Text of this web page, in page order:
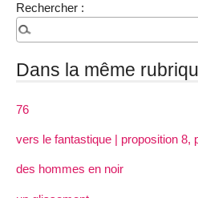
Rechercher :
Dans la même
76
vers le fantastique | proposition 8,
des hommes en noir